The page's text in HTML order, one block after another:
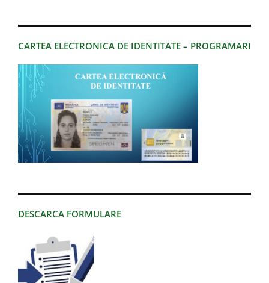
CARTEA ELECTRONICA DE IDENTITATE – PROGRAMARI
DESCARCA FORMULARE